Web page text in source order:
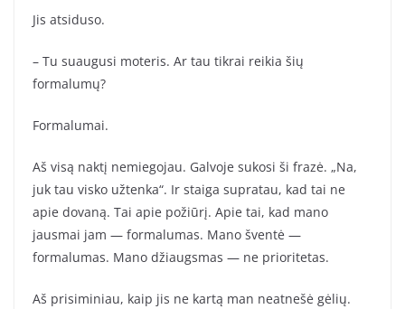
Jis atsiduso.
– Tu suaugusi moteris. Ar tau tikrai reikia šių
formalumų?
Formalumai.
Aš visą naktį nemiegojau. Galvoje sukosi ši frazė. „Na,
juk tau visko užtenka“. Ir staiga supratau, kad tai ne
apie dovaną. Tai apie požiūrį. Apie tai, kad mano
jausmai jam — formalumas. Mano šventė —
formalumas. Mano džiaugsmas — ne prioritetas.
Aš prisiminiau, kaip jis ne kartą man neatnešė gėlių.